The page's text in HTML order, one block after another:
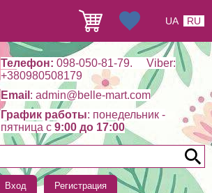
Телефон: 098-050-81-79. Viber:
+380980508179
Email : admin@belle-mart.com
График работы: понедельник -
пятница c 9:00 до 17:00
Вход Регистрация
UA RU